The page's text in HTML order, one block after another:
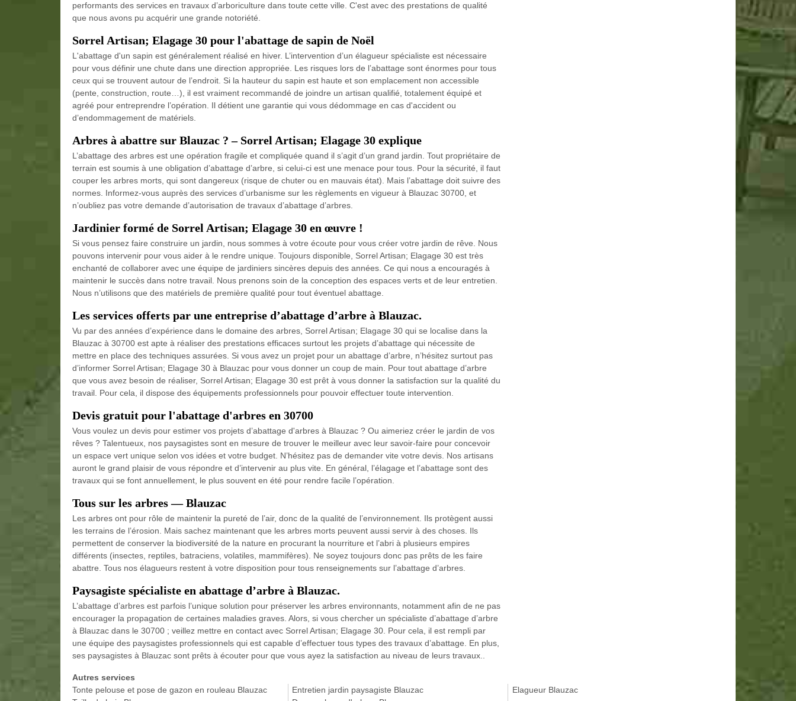
performants des services en travaux d’arboriculture dans toute cette ville. C'est avec des prestations de qualité
que nous avons pu acquérir une grande notoriété.
Sorrel Artisan; Elagage 30 pour l'abattage de sapin de Noël
L'abattage d'un sapin est généralement réalisé en hiver. L’intervention d’un élagueur spécialiste est nécessaire
pour vous définir une chute dans une direction appropriée. Les risques lors de l’abattage sont énormes pour tous
ceux qui se trouvent autour de l’endroit. Si la hauteur du sapin est haute et son emplacement non accessible
(pente, construction, route…), il est vraiment recommandé de joindre un artisan qualifié, totalement équipé et
agréé pour entreprendre l’opération. Il détient une garantie qui vous dédommage en cas d'accident ou
d’endommagement de matériels.
Arbres à abattre sur Blauzac ? – Sorrel Artisan; Elagage 30 explique
L’abattage des arbres est une opération fragile et compliquée quand il s’agit d’un grand jardin. Tout propriétaire de
terrain est soumis à une obligation d’abattage d’arbre, si celui-ci est une menace pour tous. Pour la sécurité, il faut
couper les arbres morts, qui sont dangereux (risque de chuter ou en mauvais état). Mais l’abattage doit suivre des
normes. Informez-vous auprès des services d’urbanisme sur les règlements en vigueur à Blauzac 30700, et
n’oubliez pas votre demande d’autorisation de travaux d’abattage d’arbres.
Jardinier formé de Sorrel Artisan; Elagage 30 en œuvre !
Si vous pensez faire construire un jardin, nous sommes à votre écoute pour vous créer votre jardin de rêve. Nous
pouvons intervenir pour vous aider à le rendre unique. Toujours disponible, Sorrel Artisan; Elagage 30 est très
enchanté de collaborer avec une équipe de jardiniers sincères depuis des années. Ce qui nous a encouragés à
maintenir le succès dans notre travail. Nous prenons soin de la conception des espaces verts et de leur entretien.
Nous n’utilisons que des matériels de première qualité pour tout éventuel abattage.
Les services offerts par une entreprise d’abattage d’arbre à Blauzac.
Vu par des années d’expérience dans le domaine des arbres, Sorrel Artisan; Elagage 30 qui se localise dans la
Blauzac à 30700 est apte à réaliser des prestations efficaces surtout les projets d’abattage qui nécessite de
mettre en place des techniques assurées. Si vous avez un projet pour un abattage d’arbre, n’hésitez surtout pas
d’informer Sorrel Artisan; Elagage 30 à Blauzac pour vous donner un coup de main. Pour tout abattage d’arbre
que vous avez besoin de réaliser, Sorrel Artisan; Elagage 30 est prêt à vous donner la satisfaction sur la qualité du
travail. Pour cela, il dispose des équipements professionnels pour pouvoir effectuer toute intervention.
Devis gratuit pour l'abattage d'arbres en 30700
Vous voulez un devis pour estimer vos projets d’abattage d'arbres à Blauzac ? Ou aimeriez créer le jardin de vos
rêves ? Talentueux, nos paysagistes sont en mesure de trouver le meilleur avec leur savoir-faire pour concevoir
un espace vert unique selon vos idées et votre budget. N’hésitez pas de demander vite votre devis. Nos artisans
auront le grand plaisir de vous répondre et d’intervenir au plus vite. En général, l’élagage et l’abattage sont des
travaux qui se font annuellement, le plus souvent en été pour rendre facile l’opération.
Tous sur les arbres — Blauzac
Les arbres ont pour rôle de maintenir la pureté de l’air, donc de la qualité de l’environnement. Ils protègent aussi
les terrains de l’érosion. Mais sachez maintenant que les arbres morts peuvent aussi servir à des choses. Ils
permettent de conserver la biodiversité de la nature en procurant la nourriture et l’abri à plusieurs empires
différents (insectes, reptiles, batraciens, volatiles, mammifères). Ne soyez toujours donc pas prêts de les faire
abattre. Tous nos élagueurs restent à votre disposition pour tous renseignements sur l’abattage d’arbres.
Paysagiste spécialiste en abattage d’arbre à Blauzac.
L’abattage d’arbres est parfois l’unique solution pour préserver les arbres environnants, notamment afin de ne pas
encourager la propagation de certaines maladies graves. Alors, si vous chercher un spécialiste d’abattage d’arbre
à Blauzac dans le 30700 ; veillez mettre en contact avec Sorrel Artisan; Elagage 30. Pour cela, il est rempli par
une équipe des paysagistes professionnels qui est capable d’effectuer tous types des travaux d’abattage. En plus,
ses paysagistes à Blauzac sont prêts à écouter pour que vous ayez la satisfaction au niveau de leurs travaux..
Autres services
Tonte pelouse et pose de gazon en rouleau Blauzac
Entretien jardin paysagiste Blauzac
Elagueur Blauzac